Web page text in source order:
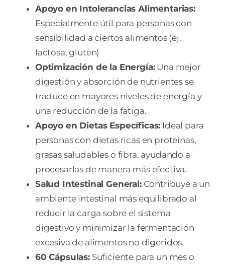
Apoyo en Intolerancias Alimentarias:
Especialmente útil para personas con
sensibilidad a ciertos alimentos (ej.
lactosa, gluten)
Optimización de la Energía:Una mejor
digestión y absorción de nutrientes se
traduce en mayores niveles de energía y
una reducción de la fatiga.
Apoyo en Dietas Específicas: Ideal para
personas con dietas ricas en proteínas,
grasas saludables o fibra, ayudando a
procesarlas de manera más efectiva.
Salud Intestinal General:Contribuye a un
ambiente intestinal más equilibrado al
reducir la carga sobre el sistema
digestivo y minimizar la fermentación
excesiva de alimentos no digeridos.
60 Cápsulas:Suficiente para un mes o